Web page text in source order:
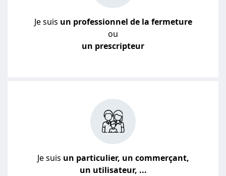
Je suis un professionnel de la fermeture
ou
un prescripteur
Je suis un particulier, un commerçant,
un utilisateur, ...